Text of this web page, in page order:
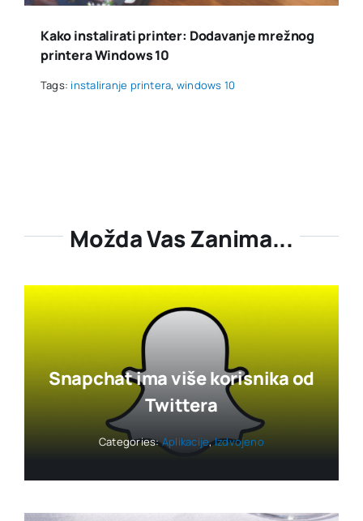
Kako instalirati printer: Dodavanje mrežnog
printera Windows 10
Tags: instaliranje printera, windows 10
Možda Vas Zanima...
Snapchat ima više korisnika od
Twittera
Categories:Aplikacije,Izdvojeno